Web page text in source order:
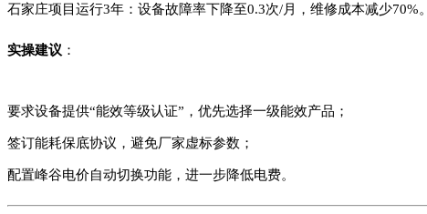
石家庄项目运行3年：设备故障率下降至0.3次/月，维修成本减少70%。
实操建议 ：
要求设备提供“能效等级认证”，优先选择一级能效产品；
签订能耗保底协议，避免厂家虚标参数；
配置峰谷电价自动切换功能，进一步降低电费。